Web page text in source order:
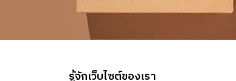
รู้จักเว็บไซต์ของเรา